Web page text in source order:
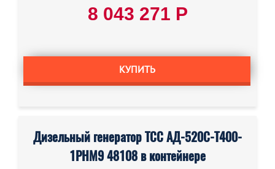
8 043 271 Р
КУПИТЬ
Дизельный генератор ТСС АД-520С-Т400-
1РНМ9 48108 в контейнере